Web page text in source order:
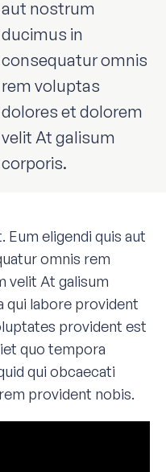
aut nostrum
ducimus in
consequatur omnis
rem voluptas
dolores et dolorem
velit At galisum
corporis.
eligendi quis aut
omnis rem
velit At galisum
qui labore provident
provident est
quo tempora
qui obcaecati
provident nobis.